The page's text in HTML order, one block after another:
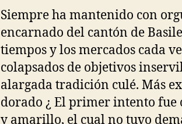
Siempre ha mantenido con
encarnado del cantón de
tiempos y los mercados cada
colapsados de objetivos
alargada tradición culé. Más
dorado ¿ El primer intento
y amarillo, el cual no tuvo